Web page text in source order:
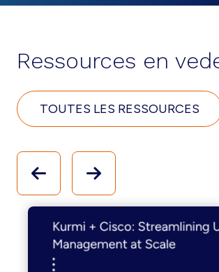
Ressources en
TOUTES LES RESSOURCES